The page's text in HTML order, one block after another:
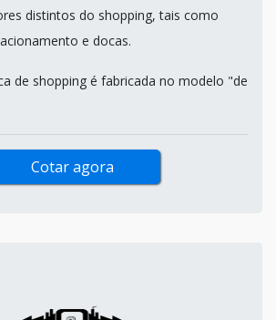
distintos do shopping, tais como
e docas.
de shopping é fabricada no modelo "de
Cotar agora